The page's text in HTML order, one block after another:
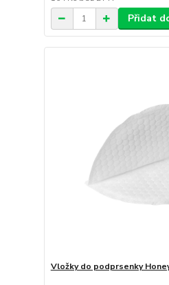
Přidat
Vložky do podprsenky